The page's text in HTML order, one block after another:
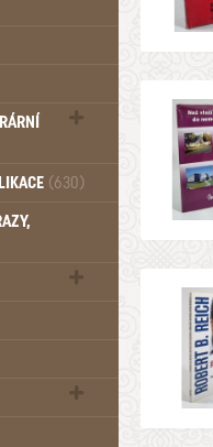
(630)
(203)